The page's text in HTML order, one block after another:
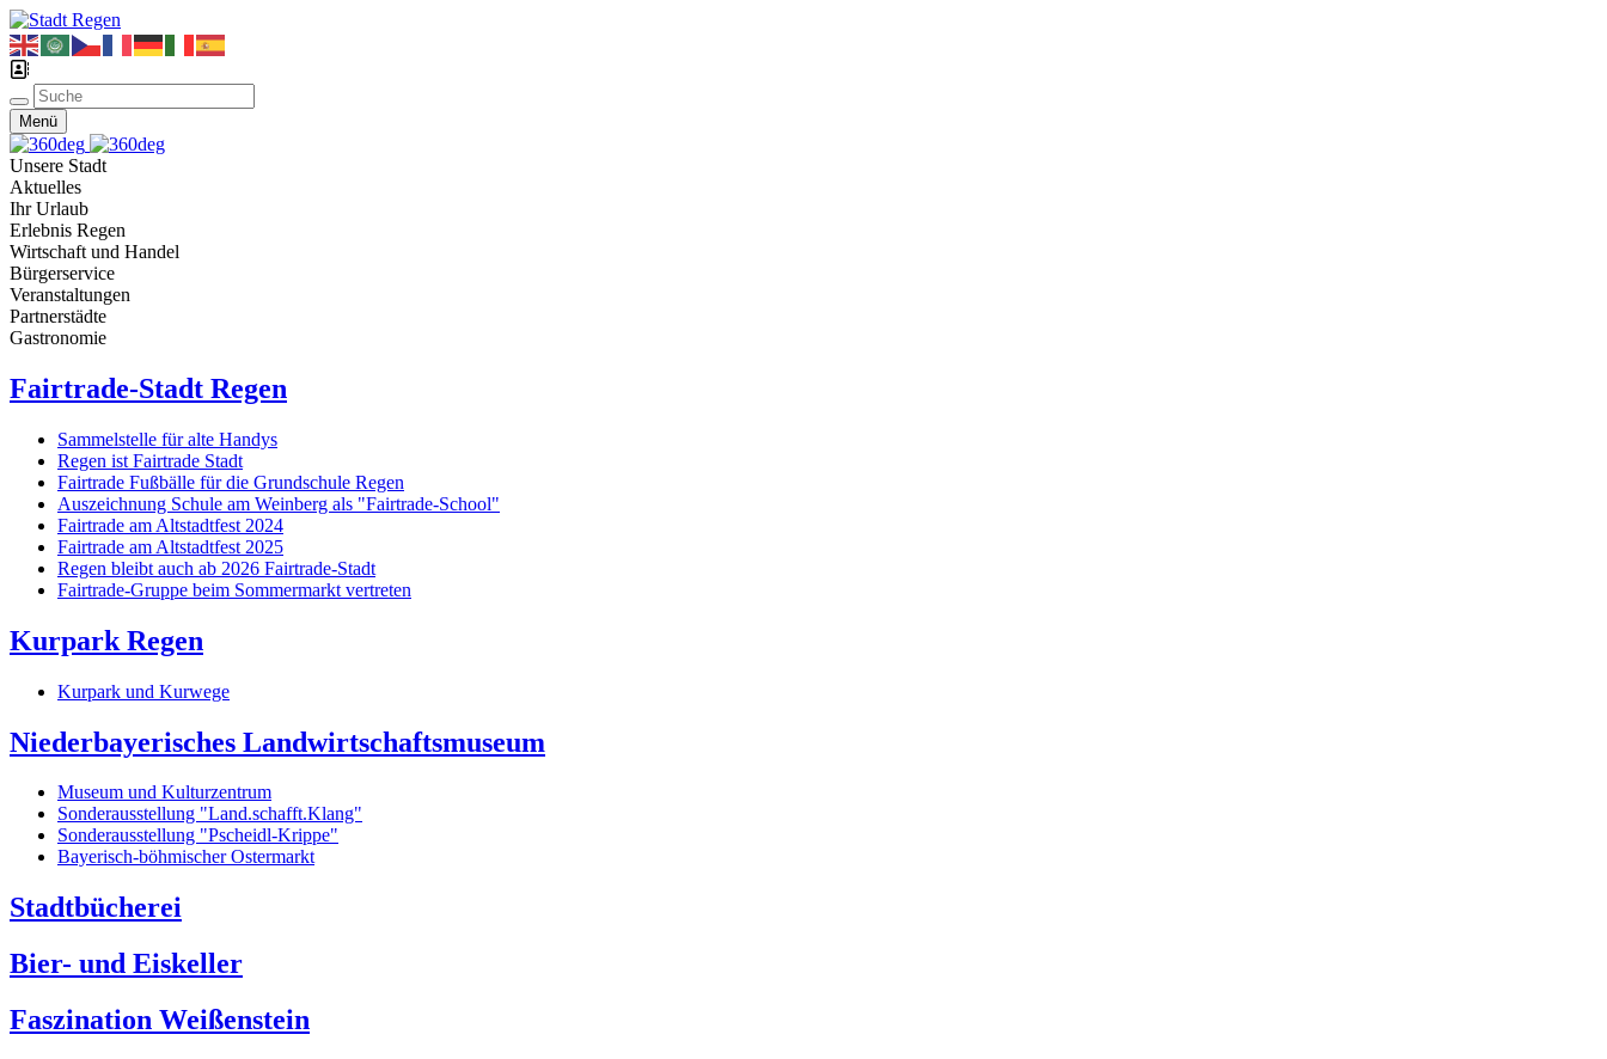
Menü
Unsere Stadt
Aktuelles
Ihr Urlaub
Erlebnis Regen
Wirtschaft und Handel
Bürgerservice
Veranstaltungen
Partnerstädte
Gastronomie
Fairtrade-Stadt Regen
Sammelstelle für alte Handys
Regen ist Fairtrade Stadt
Fairtrade Fußbälle für die Grundschule Regen
Auszeichnung Schule am Weinberg als "Fairtrade-School"
Fairtrade am Altstadtfest 2024
Fairtrade am Altstadtfest 2025
Regen bleibt auch ab 2026 Fairtrade-Stadt
Fairtrade-Gruppe beim Sommermarkt vertreten
Kurpark Regen
Kurpark und Kurwege
Niederbayerisches Landwirtschaftsmuseum
Museum und Kulturzentrum
Sonderausstellung "Land.schafft.Klang"
Sonderausstellung "Pscheidl-Krippe"
Bayerisch-böhmischer Ostermarkt
Stadtbücherei
Bier- und Eiskeller
Faszination Weißenstein